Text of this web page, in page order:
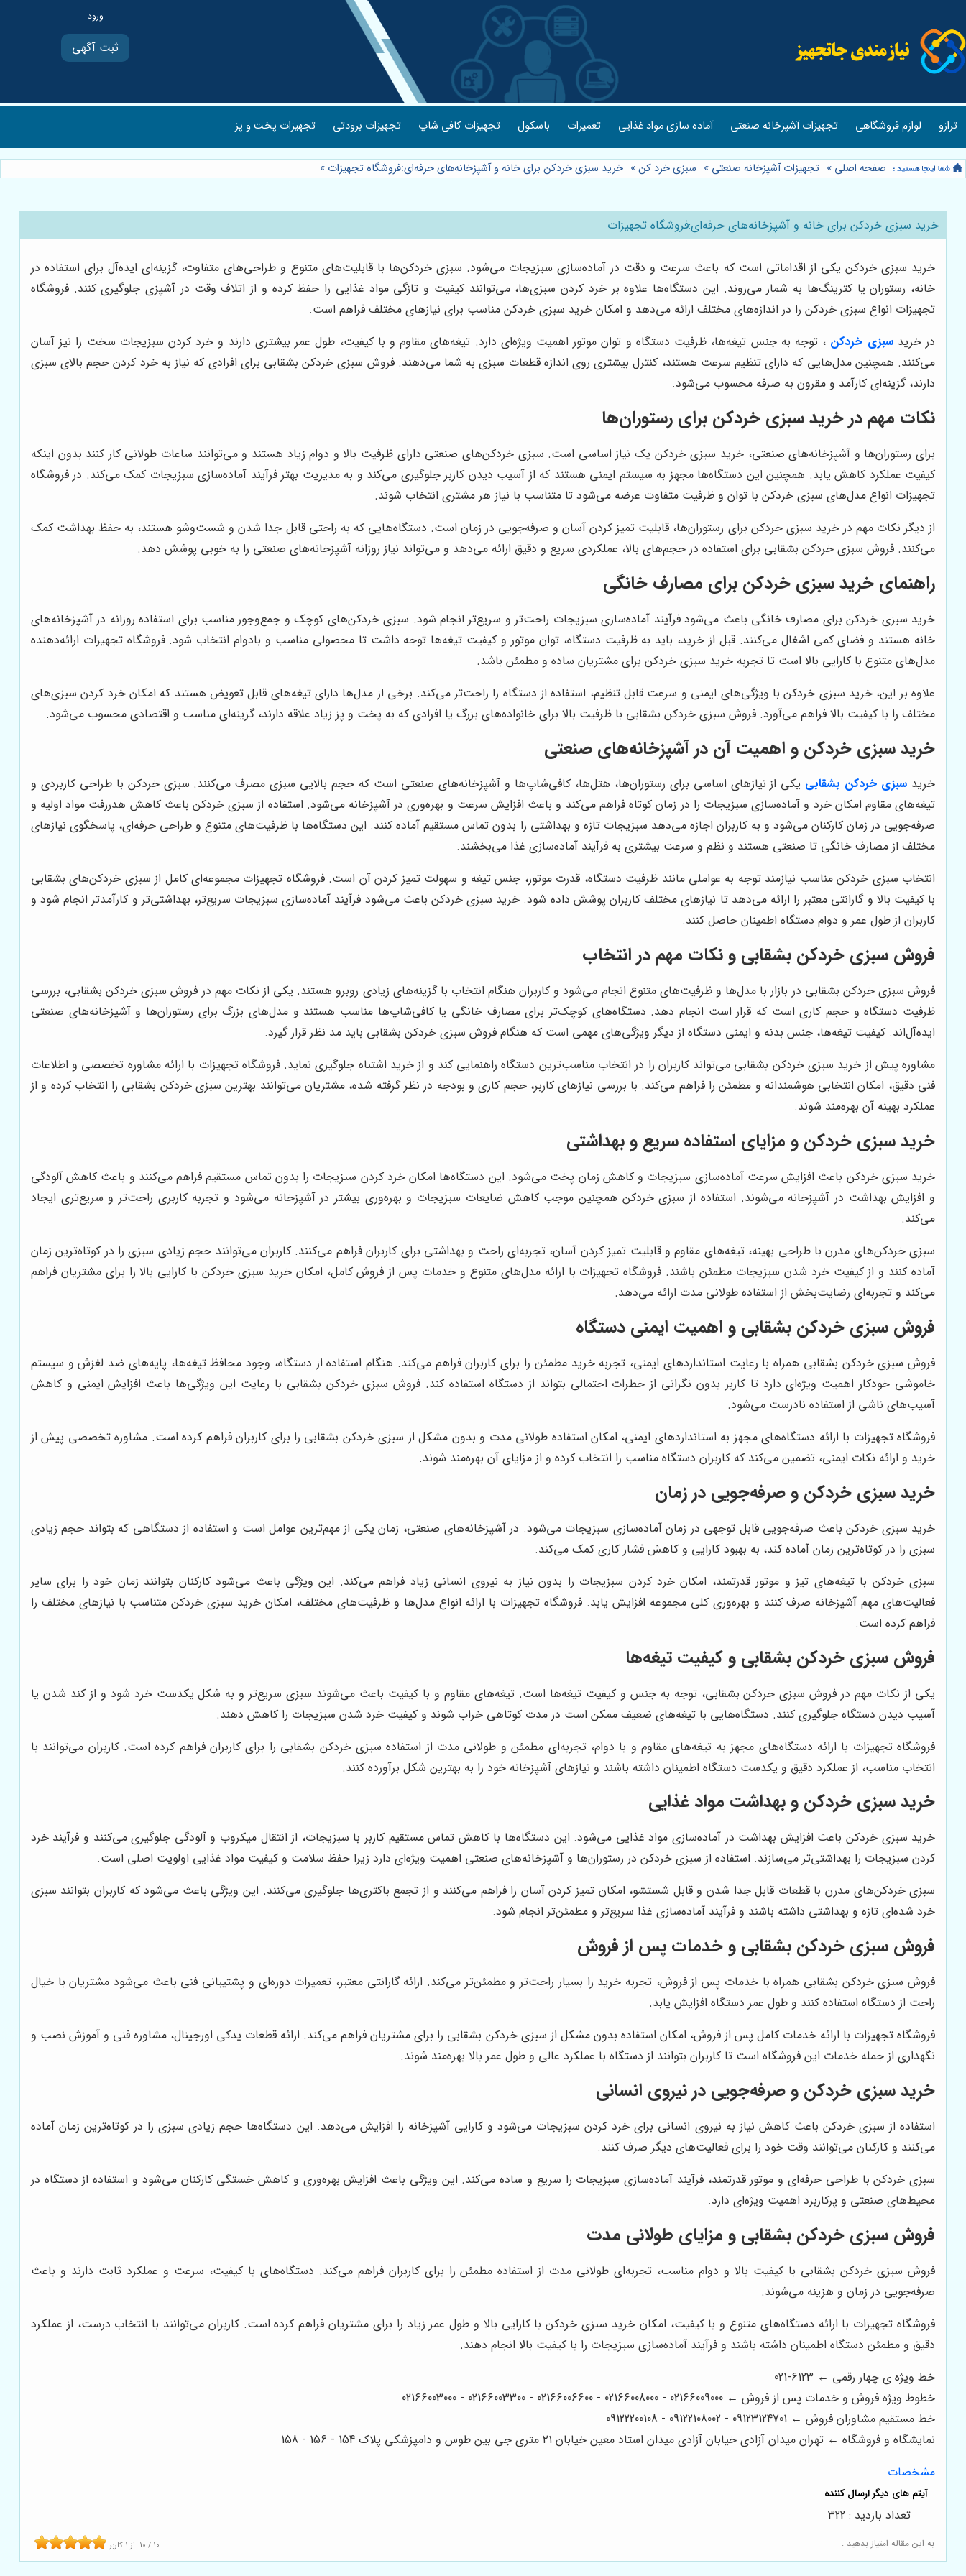
ثبت آگهی
ترازو لوازم فروشگاهی تجهیزات آشپزخانه صنعتی آماده سازی مواد غذایی تعمیرات باسکول تجهیزات کافی شاپ تجهیزات برودتی تجهیزات پخت و پز
صفحه اصلی » تجهیزات آشپزخانه صنعتی » سبزی خرد کن» خرید سبزی خردکن برای خانه و آشپزخانه‌های حرفه‌ای:فروشگاه تجهیزات »
خرید سبزی خردکن برای خانه و آشپزخانه‌های حرفه‌ای:فروشگاه تجهیزات
خرید سبزی خردکن یکی از اقداماتی است که باعث سرعت و دقت در آماده‌سازی سبزیجات می‌شود. سبزی خردکن‌ها با قابلیت‌های متنوع و طراحی‌های متفاوت، گزینه‌ای ایده‌آل برای استفاده در
خانه، رستوران یا کترینگ‌ها به شمار می‌روند. این دستگاه‌ها علاوه بر خرد کردن سبزی‌ها، می‌توانند کیفیت و تازگی مواد غذایی را حفظ کرده و از اتلاف وقت در آشپزی جلوگیری کنند. فروشگاه
تجهیزات انواع سبزی خردکن را در اندازه‌های مختلف ارائه می‌دهد و امکان خرید سبزی خردکن مناسب برای نیازهای مختلف فراهم است.
در خرید سبزی خردکن ، توجه به جنس تیغه‌ها، ظرفیت دستگاه و توان موتور اهمیت ویژه‌ای دارد. تیغه‌های مقاوم و با کیفیت، طول عمر بیشتری دارند و خرد کردن سبزیجات سخت را نیز آسان
می‌کنند. همچنین مدل‌هایی که دارای تنظیم سرعت هستند، کنترل بیشتری روی اندازه قطعات سبزی به شما می‌دهند. فروش سبزی خردکن بشقابی برای افرادی که نیاز به خرد کردن حجم بالای سبزی
دارند، گزینه‌ای کارآمد و مقرون به صرفه محسوب می‌شود.
نکات مهم در خرید سبزی خردکن برای رستوران‌ها
برای رستوران‌ها و آشپزخانه‌های صنعتی، خرید سبزی خردکن یک نیاز اساسی است. سبزی خردکن‌های صنعتی دارای ظرفیت بالا و دوام زیاد هستند و می‌توانند ساعات طولانی کار کنند بدون اینکه
کیفیت عملکرد کاهش یابد. همچنین این دستگاه‌ها مجهز به سیستم ایمنی هستند که از آسیب دیدن کاربر جلوگیری می‌کند و به مدیریت بهتر فرآیند آماده‌سازی سبزیجات کمک می‌کند. در فروشگاه
تجهیزات انواع مدل‌های سبزی خردکن با توان و ظرفیت متفاوت عرضه می‌شود تا متناسب با نیاز هر مشتری انتخاب شوند.
از دیگر نکات مهم در خرید سبزی خردکن برای رستوران‌ها، قابلیت تمیز کردن آسان و صرفه‌جویی در زمان است. دستگاه‌هایی که به راحتی قابل جدا شدن و شست‌وشو هستند، به حفظ بهداشت کمک
می‌کنند. فروش سبزی خردکن بشقابی برای استفاده در حجم‌های بالا، عملکردی سریع و دقیق ارائه می‌دهد و می‌تواند نیاز روزانه آشپزخانه‌های صنعتی را به خوبی پوشش دهد.
راهنمای خرید سبزی خردکن برای مصارف خانگی
خرید سبزی خردکن برای مصارف خانگی باعث می‌شود فرآیند آماده‌سازی سبزیجات راحت‌تر و سریع‌تر انجام شود. سبزی خردکن‌های کوچک و جمع‌وجور مناسب برای استفاده روزانه در آشپزخانه‌های
خانه هستند و فضای کمی اشغال می‌کنند. قبل از خرید، باید به ظرفیت دستگاه، توان موتور و کیفیت تیغه‌ها توجه داشت تا محصولی مناسب و بادوام انتخاب شود. فروشگاه تجهیزات ارائه‌دهنده
مدل‌های متنوع با کارایی بالا است تا تجربه خرید سبزی خردکن برای مشتریان ساده و مطمئن باشد.
علاوه بر این، خرید سبزی خردکن با ویژگی‌های ایمنی و سرعت قابل تنظیم، استفاده از دستگاه را راحت‌تر می‌کند. برخی از مدل‌ها دارای تیغه‌های قابل تعویض هستند که امکان خرد کردن سبزی‌های
مختلف را با کیفیت بالا فراهم می‌آورد. فروش سبزی خردکن بشقابی با ظرفیت بالا برای خانواده‌های بزرگ یا افرادی که به پخت و پز زیاد علاقه دارند، گزینه‌ای مناسب و اقتصادی محسوب می‌شود.
خرید سبزی خردکن و اهمیت آن در آشپزخانه‌های صنعتی
خرید سبزی خردکن بشقابی یکی از نیازهای اساسی برای رستوران‌ها، هتل‌ها، کافی‌شاپ‌ها و آشپزخانه‌های صنعتی است که حجم بالایی سبزی مصرف می‌کنند. سبزی خردکن با طراحی کاربردی و
تیغه‌های مقاوم امکان خرد و آماده‌سازی سبزیجات را در زمان کوتاه فراهم می‌کند و باعث افزایش سرعت و بهره‌وری در آشپزخانه می‌شود. استفاده از سبزی خردکن باعث کاهش هدررفت مواد اولیه و
صرفه‌جویی در زمان کارکنان می‌شود و به کاربران اجازه می‌دهد سبزیجات تازه و بهداشتی را بدون تماس مستقیم آماده کنند. این دستگاه‌ها با ظرفیت‌های متنوع و طراحی حرفه‌ای، پاسخگوی نیازهای
مختلف از مصارف خانگی تا صنعتی هستند و نظم و سرعت بیشتری به فرآیند آماده‌سازی غذا می‌بخشند.
انتخاب سبزی خردکن مناسب نیازمند توجه به عواملی مانند ظرفیت دستگاه، قدرت موتور، جنس تیغه و سهولت تمیز کردن آن است. فروشگاه تجهیزات مجموعه‌ای کامل از سبزی خردکن‌های بشقابی
با کیفیت بالا و گارانتی معتبر را ارائه می‌دهد تا نیازهای مختلف کاربران پوشش داده شود. خرید سبزی خردکن باعث می‌شود فرآیند آماده‌سازی سبزیجات سریع‌تر، بهداشتی‌تر و کارآمدتر انجام شود و
کاربران از طول عمر و دوام دستگاه اطمینان حاصل کنند.
فروش سبزی خردکن بشقابی و نکات مهم در انتخاب
فروش سبزی خردکن بشقابی در بازار با مدل‌ها و ظرفیت‌های متنوع انجام می‌شود و کاربران هنگام انتخاب با گزینه‌های زیادی روبرو هستند. یکی از نکات مهم در فروش سبزی خردکن بشقابی، بررسی
ظرفیت دستگاه و حجم کاری است که قرار است انجام دهد. دستگاه‌های کوچک‌تر برای مصارف خانگی یا کافی‌شاپ‌ها مناسب هستند و مدل‌های بزرگ برای رستوران‌ها و آشپزخانه‌های صنعتی
ایده‌آل‌اند. کیفیت تیغه‌ها، جنس بدنه و ایمنی دستگاه از دیگر ویژگی‌های مهمی است که هنگام فروش سبزی خردکن بشقابی باید مد نظر قرار گیرد.
مشاوره پیش از خرید سبزی خردکن بشقابی می‌تواند کاربران را در انتخاب مناسب‌ترین دستگاه راهنمایی کند و از خرید اشتباه جلوگیری نماید. فروشگاه تجهیزات با ارائه مشاوره تخصصی و اطلاعات
فنی دقیق، امکان انتخابی هوشمندانه و مطمئن را فراهم می‌کند. با بررسی نیازهای کاربر، حجم کاری و بودجه در نظر گرفته شده، مشتریان می‌توانند بهترین سبزی خردکن بشقابی را انتخاب کرده و از
عملکرد بهینه آن بهره‌مند شوند.
خرید سبزی خردکن و مزایای استفاده سریع و بهداشتی
خرید سبزی خردکن باعث افزایش سرعت آماده‌سازی سبزیجات و کاهش زمان پخت می‌شود. این دستگاه‌ها امکان خرد کردن سبزیجات را بدون تماس مستقیم فراهم می‌کنند و باعث کاهش آلودگی
و افزایش بهداشت در آشپزخانه می‌شوند. استفاده از سبزی خردکن همچنین موجب کاهش ضایعات سبزیجات و بهره‌وری بیشتر در آشپزخانه می‌شود و تجربه کاربری راحت‌تر و سریع‌تری ایجاد
می‌کند.
سبزی خردکن‌های مدرن با طراحی بهینه، تیغه‌های مقاوم و قابلیت تمیز کردن آسان، تجربه‌ای راحت و بهداشتی برای کاربران فراهم می‌کنند. کاربران می‌توانند حجم زیادی سبزی را در کوتاه‌ترین زمان
آماده کنند و از کیفیت خرد شدن سبزیجات مطمئن باشند. فروشگاه تجهیزات با ارائه مدل‌های متنوع و خدمات پس از فروش کامل، امکان خرید سبزی خردکن با کارایی بالا را برای مشتریان فراهم
می‌کند و تجربه‌ای رضایت‌بخش از استفاده طولانی مدت ارائه می‌دهد.
فروش سبزی خردکن بشقابی و اهمیت ایمنی دستگاه
فروش سبزی خردکن بشقابی همراه با رعایت استانداردهای ایمنی، تجربه خرید مطمئن را برای کاربران فراهم می‌کند. هنگام استفاده از دستگاه، وجود محافظ تیغه‌ها، پایه‌های ضد لغزش و سیستم
خاموشی خودکار اهمیت ویژه‌ای دارد تا کاربر بدون نگرانی از خطرات احتمالی بتواند از دستگاه استفاده کند. فروش سبزی خردکن بشقابی با رعایت این ویژگی‌ها باعث افزایش ایمنی و کاهش
آسیب‌های ناشی از استفاده نادرست می‌شود.
فروشگاه تجهیزات با ارائه دستگاه‌های مجهز به استانداردهای ایمنی، امکان استفاده طولانی مدت و بدون مشکل از سبزی خردکن بشقابی را برای کاربران فراهم کرده است. مشاوره تخصصی پیش از
خرید و ارائه نکات ایمنی، تضمین می‌کند که کاربران دستگاه مناسب را انتخاب کرده و از مزایای آن بهره‌مند شوند.
خرید سبزی خردکن و صرفه‌جویی در زمان
خرید سبزی خردکن باعث صرفه‌جویی قابل توجهی در زمان آماده‌سازی سبزیجات می‌شود. در آشپزخانه‌های صنعتی، زمان یکی از مهم‌ترین عوامل است و استفاده از دستگاهی که بتواند حجم زیادی
سبزی را در کوتاه‌ترین زمان آماده کند، به بهبود کارایی و کاهش فشار کاری کمک می‌کند.
سبزی خردکن با تیغه‌های تیز و موتور قدرتمند، امکان خرد کردن سبزیجات را بدون نیاز به نیروی انسانی زیاد فراهم می‌کند. این ویژگی باعث می‌شود کارکنان بتوانند زمان خود را برای سایر
فعالیت‌های مهم آشپزخانه صرف کنند و بهره‌وری کلی مجموعه افزایش یابد. فروشگاه تجهیزات با ارائه انواع مدل‌ها و ظرفیت‌های مختلف، امکان خرید سبزی خردکن متناسب با نیازهای مختلف را
فراهم کرده است.
فروش سبزی خردکن بشقابی و کیفیت تیغه‌ها
یکی از نکات مهم در فروش سبزی خردکن بشقابی، توجه به جنس و کیفیت تیغه‌ها است. تیغه‌های مقاوم و با کیفیت باعث می‌شوند سبزی سریع‌تر و به شکل یکدست خرد شود و از کند شدن یا
آسیب دیدن دستگاه جلوگیری کنند. دستگاه‌هایی با تیغه‌های ضعیف ممکن است در مدت کوتاهی خراب شوند و کیفیت خرد شدن سبزیجات را کاهش دهند.
فروشگاه تجهیزات با ارائه دستگاه‌های مجهز به تیغه‌های مقاوم و با دوام، تجربه‌ای مطمئن و طولانی مدت از استفاده سبزی خردکن بشقابی را برای کاربران فراهم کرده است. کاربران می‌توانند با
انتخاب مناسب، از عملکرد دقیق و یکدست دستگاه اطمینان داشته باشند و نیازهای آشپزخانه خود را به بهترین شکل برآورده کنند.
خرید سبزی خردکن و بهداشت مواد غذایی
خرید سبزی خردکن باعث افزایش بهداشت در آماده‌سازی مواد غذایی می‌شود. این دستگاه‌ها با کاهش تماس مستقیم کاربر با سبزیجات، از انتقال میکروب و آلودگی جلوگیری می‌کنند و فرآیند خرد
کردن سبزیجات را بهداشتی‌تر می‌سازند. استفاده از سبزی خردکن در رستوران‌ها و آشپزخانه‌های صنعتی اهمیت ویژه‌ای دارد زیرا حفظ سلامت و کیفیت مواد غذایی اولویت اصلی است.
سبزی خردکن‌های مدرن با قطعات قابل جدا شدن و قابل شستشو، امکان تمیز کردن آسان را فراهم می‌کنند و از تجمع باکتری‌ها جلوگیری می‌کنند. این ویژگی باعث می‌شود که کاربران بتوانند سبزی
خرد شده‌ای تازه و بهداشتی داشته باشند و فرآیند آماده‌سازی غذا سریع‌تر و مطمئن‌تر انجام شود.
فروش سبزی خردکن بشقابی و خدمات پس از فروش
فروش سبزی خردکن بشقابی همراه با خدمات پس از فروش، تجربه خرید را بسیار راحت‌تر و مطمئن‌تر می‌کند. ارائه گارانتی معتبر، تعمیرات دوره‌ای و پشتیبانی فنی باعث می‌شود مشتریان با خیال
راحت از دستگاه استفاده کنند و طول عمر دستگاه افزایش یابد.
فروشگاه تجهیزات با ارائه خدمات کامل پس از فروش، امکان استفاده بدون مشکل از سبزی خردکن بشقابی را برای مشتریان فراهم می‌کند. ارائه قطعات یدکی اورجینال، مشاوره فنی و آموزش نصب و
نگهداری از جمله خدمات این فروشگاه است تا کاربران بتوانند از دستگاه با عملکرد عالی و طول عمر بالا بهره‌مند شوند.
خرید سبزی خردکن و صرفه‌جویی در نیروی انسانی
استفاده از سبزی خردکن باعث کاهش نیاز به نیروی انسانی برای خرد کردن سبزیجات می‌شود و کارایی آشپزخانه را افزایش می‌دهد. این دستگاه‌ها حجم زیادی سبزی را در کوتاه‌ترین زمان آماده
می‌کنند و کارکنان می‌توانند وقت خود را برای فعالیت‌های دیگر صرف کنند.
سبزی خردکن با طراحی حرفه‌ای و موتور قدرتمند، فرآیند آماده‌سازی سبزیجات را سریع و ساده می‌کند. این ویژگی باعث افزایش بهره‌وری و کاهش خستگی کارکنان می‌شود و استفاده از دستگاه در
محیط‌های صنعتی و پرکاربرد اهمیت ویژه‌ای دارد.
فروش سبزی خردکن بشقابی و مزایای طولانی مدت
فروش سبزی خردکن بشقابی با کیفیت بالا و دوام مناسب، تجربه‌ای طولانی مدت از استفاده مطمئن را برای کاربران فراهم می‌کند. دستگاه‌های با کیفیت، سرعت و عملکرد ثابت دارند و باعث
صرفه‌جویی در زمان و هزینه می‌شوند.
فروشگاه تجهیزات با ارائه دستگاه‌های متنوع و با کیفیت، امکان خرید سبزی خردکن با کارایی بالا و طول عمر زیاد را برای مشتریان فراهم کرده است. کاربران می‌توانند با انتخاب درست، از عملکرد
دقیق و مطمئن دستگاه اطمینان داشته باشند و فرآیند آماده‌سازی سبزیجات را با کیفیت بالا انجام دهند.
خط ویژه ی چهار رقمی ← 6123-021
خطوط ویژه فروش و خدمات پس از فروش ← 02166009000 - 02166008000 - 02166006600 - 02166003300 - 02166003000
خط مستقیم مشاوران فروش ← 09123124701 - 09122108002 - 09122200108
نمایشگاه و فروشگاه ← تهران میدان آزادی خیابان آزادی میدان استاد معین خیابان ۲۱ متری جی بین طوس و دامپزشکی پلاک 154 - 156 - 158
مشخصات
به این مقاله امتیاز بدهید : 10 / 10 از 1 کاربر
تعداد بازدید : 322